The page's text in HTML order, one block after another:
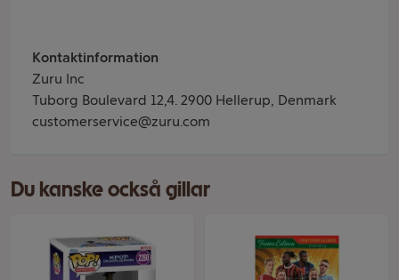
Kontaktinformation
Zuru Inc
Tuborg Boulevard 12,4. 2900 Hellerup, Denmark
customerservice@zuru.com
Du kanske också gillar